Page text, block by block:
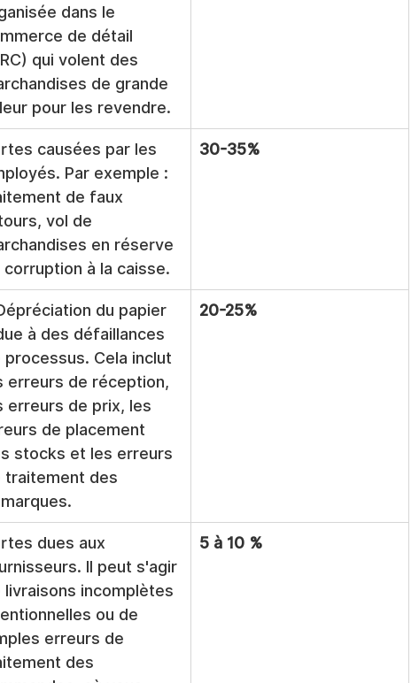
dans le
de détail
qui volent des
de grande
pour les revendre.
causées par les
Par exemple :
de faux
vol de
en réserve
corruption à la caisse.
30-35%
du papier
à des défaillances
processus. Cela inclut
erreurs de réception,
erreurs de prix, les
de placement
stocks et les erreurs
traitement des
20-25%
dues aux
Il peut s'agir
livraisons incomplètes
ou de
erreurs de
des
5 à 10 %